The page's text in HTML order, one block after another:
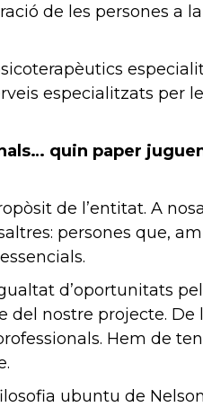
de les persones a
especialitzats per
quin paper
de l’entitat. A
persones que,
d’oportunitats
del nostre projecte.
Hem de
ubuntu de